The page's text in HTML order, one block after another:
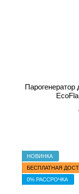
НОВИНКА
БЕСПЛАТНАЯ
0% РАССРОЧКА